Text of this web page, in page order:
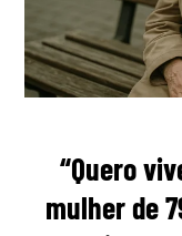
“Quero
mulher de